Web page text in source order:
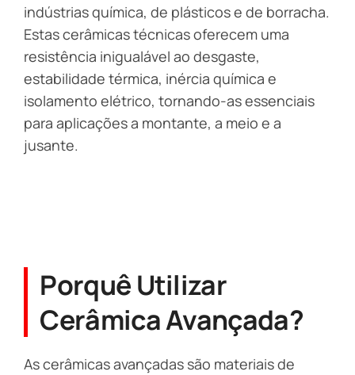
indústrias química, de plásticos e de borracha.
Estas cerâmicas técnicas oferecem uma
resistência inigualável ao desgaste,
estabilidade térmica, inércia química e
isolamento elétrico, tornando-as essenciais
para aplicações a montante, a meio e a
jusante.
Porquê Utilizar
Cerâmica Avançada?
As cerâmicas avançadas são materiais de